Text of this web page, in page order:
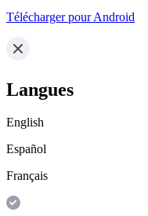
Télécharger pour Android
Langues
English
Español
Français